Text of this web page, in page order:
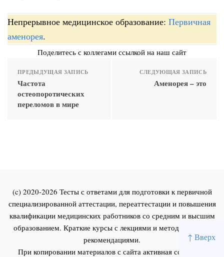
↑ Вверх
Непрерывное медицинское образование: Первичная
аменорея.
Поделитесь с коллегами ссылкой на наш сайт
ПРЕДЫДУЩАЯ ЗАПИСЬ
Частота
остеопоротических
переломов в мире
СЛЕДУЮЩАЯ ЗАПИСЬ
Аменорея – это
(c) 2020-2026 Тесты с ответами для подготовки к первичной
специализированной аттестации, переаттестации и повышения
квалификации медицинских работников со средним и высшим
образованием. Краткие курсы с лекциями и методическими
рекомендациями.
При копировании материалов с сайта активная ссылка на